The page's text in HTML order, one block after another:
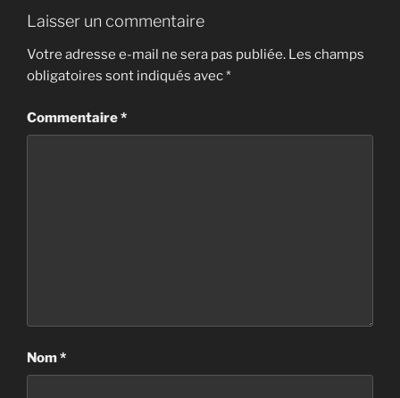
Laisser un commentaire
Votre adresse e-mail ne sera pas publiée. Les champs
obligatoires sont indiqués avec*
Commentaire*
Nom*